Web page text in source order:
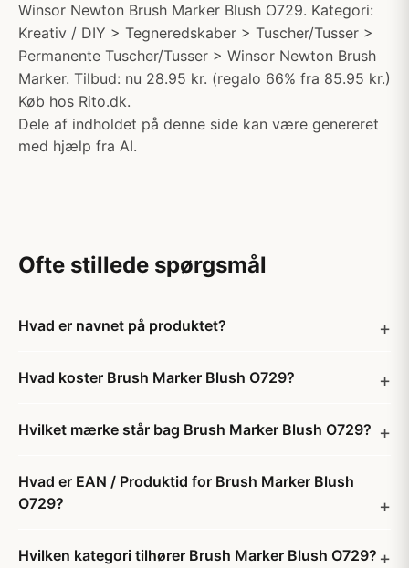
Winsor Newton Brush Marker Blush O729. Kategori:
Kreativ / DIY > Tegneredskaber > Tuscher/Tusser >
Permanente Tuscher/Tusser > Winsor Newton Brush
Marker. Tilbud: nu 28.95 kr. (regalo 66% fra 85.95 kr.)
Køb hos Rito.dk.
Dele af indholdet på denne side kan være genereret
med hjælp fra AI.
Ofte stillede spørgsmål
Hvad er navnet på produktet?
Hvad koster Brush Marker Blush O729?
Hvilket mærke står bag Brush Marker Blush O729?
Hvad er EAN / Produktid for Brush Marker Blush
O729?
Hvilken kategori tilhører Brush Marker Blush O729?